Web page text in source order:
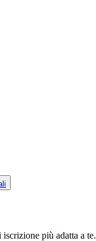
più adatta a te.